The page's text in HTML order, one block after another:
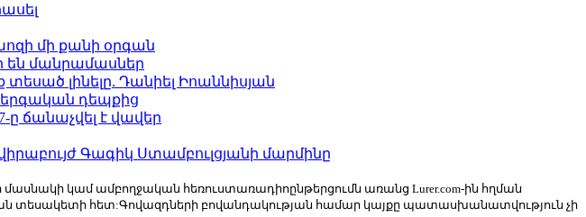
մի քանի օրգան
են մանրամասներ
լինելը. Դանիել Իոաննիսյան
դեպքից
ը ճանաչվել է վավեր
Գագիկ Ստամբուլցյանի մարմինը
մասնակի կամ ամբողջական հեռուստառադիոընթերցումն առանց Lurer.com-ին հղման
տեսակետի հետ:Գովազդների բովանդակության համար կայքը պատասխանատվություն չի